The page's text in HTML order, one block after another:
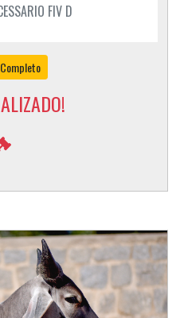
FIV D